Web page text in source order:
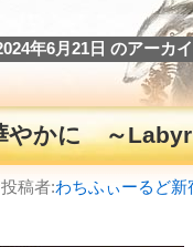
年6月21日 のアーカ
やかに ～
稿者:わちふぃーるど